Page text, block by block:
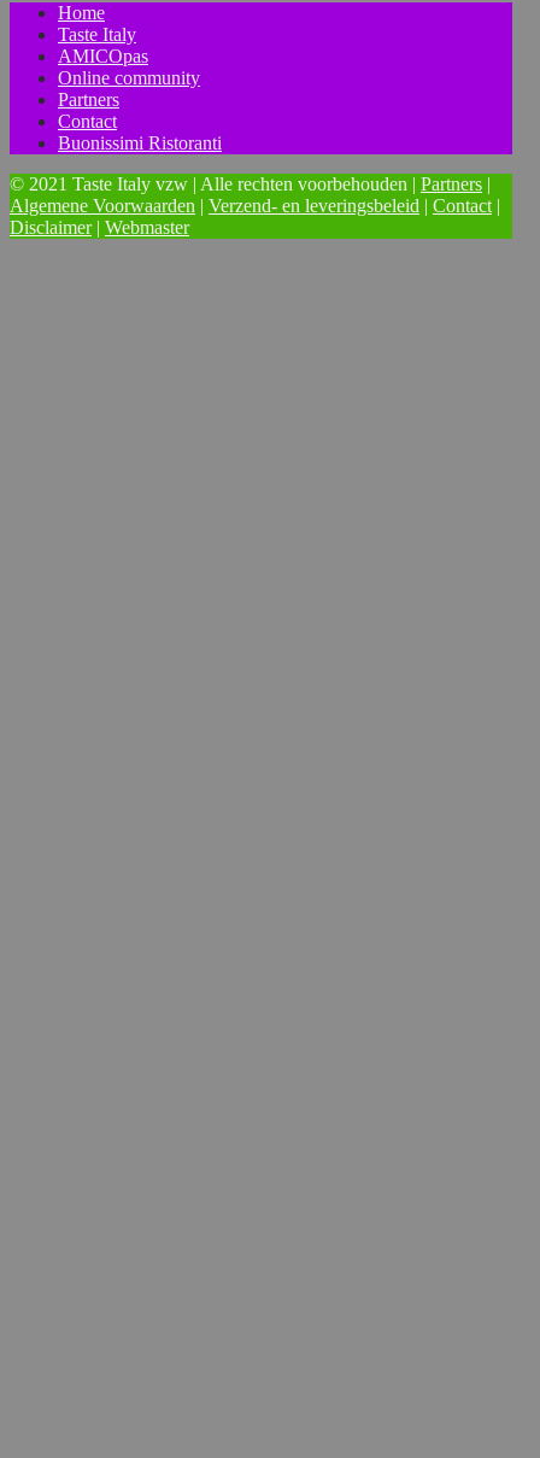
Home
Taste Italy
AMICOpas
Online community
Partners
Contact
Buonissimi Ristoranti
© 2021 Taste Italy vzw | Alle rechten voorbehouden | Partners |
Algemene Voorwaarden | Verzend- en leveringsbeleid | Contact |
Disclaimer| Webmaster